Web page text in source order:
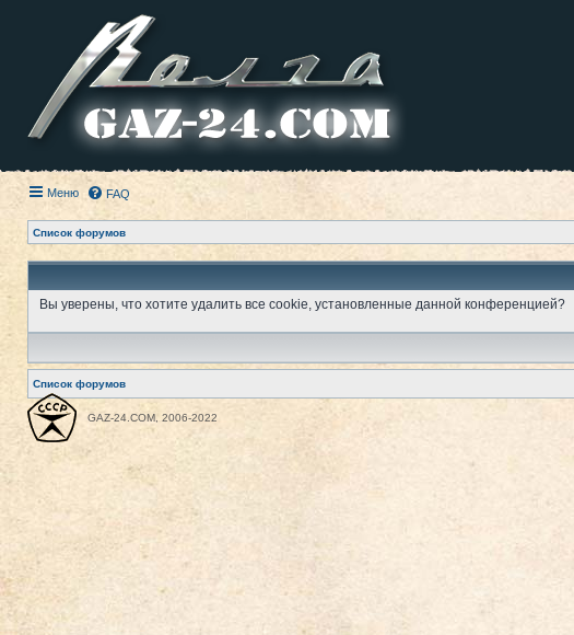
Меню FAQ
Список форумов
Вы уверены, что хотите удалить все cookie, установленные данной конференцией?
Список форумов
GAZ-24.COM, 2006-2022